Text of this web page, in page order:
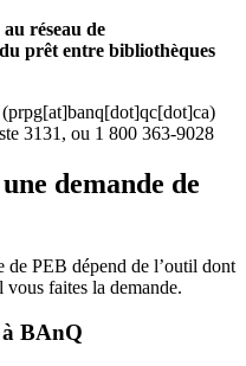
réseau de
prêt entre bibliothèques
(prpg[at]banq[dot]qc[dot]ca)
3131, ou 1 800 363-9028
demande de
de PEB dépend de l’outil dont
vous faites la demande.
à BAnQ